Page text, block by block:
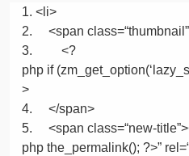
<li>
<span class=“thumbnail”
<?
php if
>
</span>
<span class=“new-title”
php the_permalink(); ?>”rel=